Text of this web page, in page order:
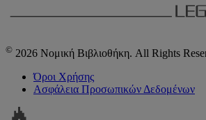
© 2026 Νομική Βιβλιοθήκη. All Rights
Όροι Χρήσης
Ασφάλεια Προσωπικών Δεδομένων